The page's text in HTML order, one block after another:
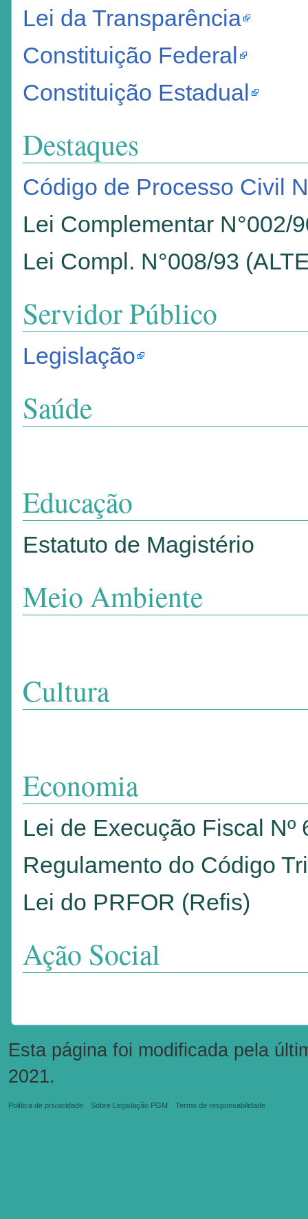
Lei da Transparência
Constituição Federal
Constituição Estadual
Destaques
Código de Processo Civil
Lei Complementar N°002/
Lei Compl. N°008/93
Servidor Público
Legislação
Saúde
Educação
Estatuto de Magistério
Meio Ambiente
Cultura
Economia
Lei de Execução Fiscal Nº
Regulamento do Código
Lei do PRFOR (Refis)
Ação Social
Esta página foi modificada pela
2021.
Política de privacidade Sobre Legislação PGM Termo de responsabilidade